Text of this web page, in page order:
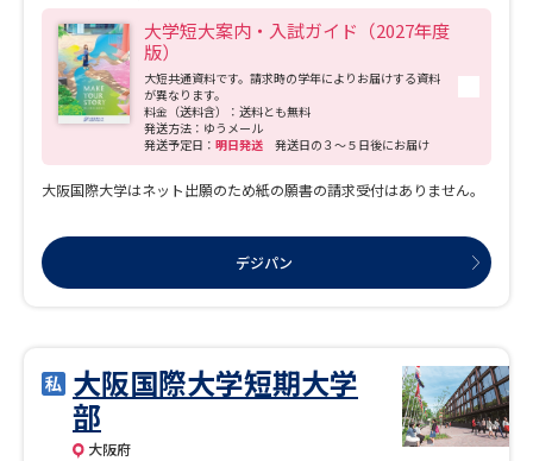
大学短大案内・入試ガイド（2027年度
版）
大短共通資料です。請求時の学年によりお届けする資料
が異なります。
料金（送料含）：送料とも無料
発送方法：ゆうメール
発送予定日： 明日発送 発送日の３～５日後にお届け
大阪国際大学はネット出願のため紙の願書の請求受付はありません。
デジパン
大阪国際大学短期大学
部
大阪府